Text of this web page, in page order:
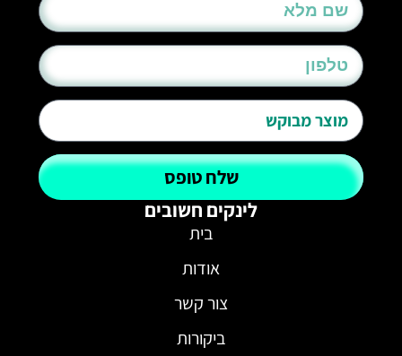
שלח טופס
לינקים חשובים
בית
אודות
צור קשר
ביקורות